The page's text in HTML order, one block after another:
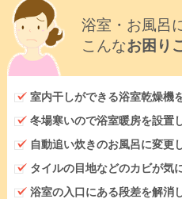
浴室・お風呂
こんなお困り
室内干しができる浴室乾燥機
冬場寒いので浴室暖房を設置
自動追い炊きのお風呂に変更
タイルの目地などのカビが気
浴室の入口にある段差を解消